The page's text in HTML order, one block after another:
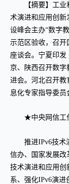
【摘要】工业和
术演进和应用创
设峰会主办“数字
示范区验收，召开
座谈会。宁夏印发
京、陕西召开数
进会。河北召开教
息化专家指导委员
★中央网信工
推进IPv6技术演
信办、国家发展改
技术演进和应用创
系、强化IPv6演进